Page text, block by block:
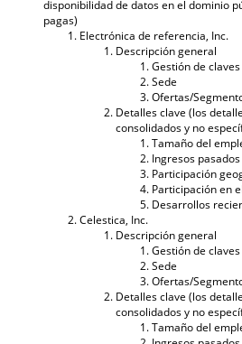
disponibilidad de datos en el dominio
pagas)
Electrónica de referencia, Inc.
Descripción general
Gestión de claves
Sede
Ofertas/
Detalles clave (los
consolidados y no
Tamaño del
Ingresos
Participación
Participación en
Desarrollos
Celestica, Inc.
Descripción general
Gestión de claves
Sede
Ofertas/
Detalles clave (los
consolidados y no
Tamaño del